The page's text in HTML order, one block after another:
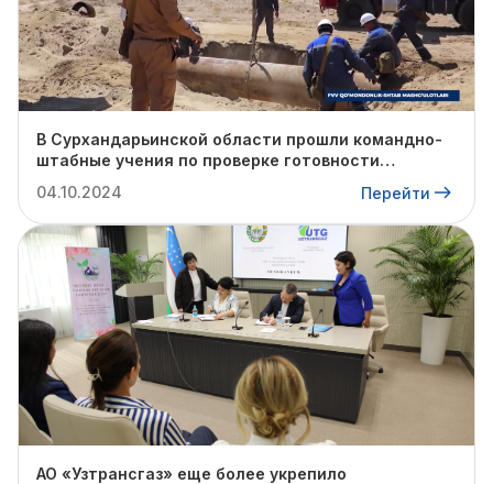
В Сурхандарьинской области прошли командно-
штабные учения по проверке готовности
отопительному сезону.
04.10.2024 Перейти
АО «Узтрансгаз» еще более укрепило